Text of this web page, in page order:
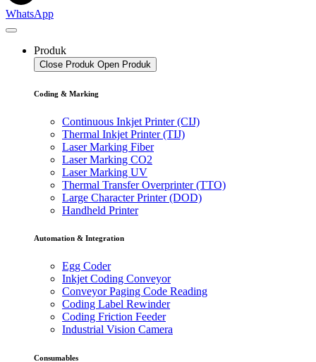
WhatsApp
Produk
Close Produk Open Produk
Coding & Marking
Continuous Inkjet Printer (CIJ)
Thermal Inkjet Printer (TIJ)
Laser Marking Fiber
Laser Marking CO2
Laser Marking UV
Thermal Transfer Overprinter (TTO)
Large Character Printer (DOD)
Handheld Printer
Automation & Integration
Egg Coder
Inkjet Coding Conveyor
Conveyor Paging Code Reading
Coding Label Rewinder
Coding Friction Feeder
Industrial Vision Camera
Consumables